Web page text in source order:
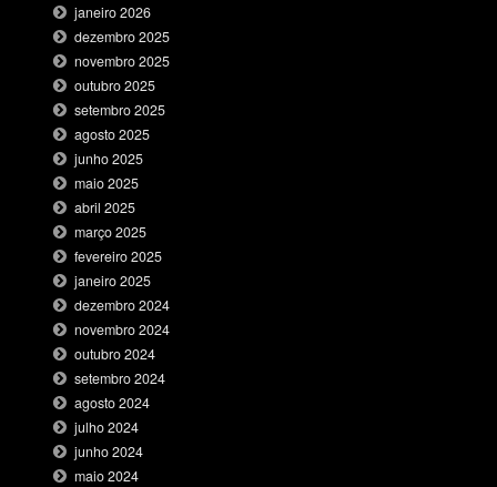
janeiro 2026
dezembro 2025
novembro 2025
outubro 2025
setembro 2025
agosto 2025
junho 2025
maio 2025
abril 2025
março 2025
fevereiro 2025
janeiro 2025
dezembro 2024
novembro 2024
outubro 2024
setembro 2024
agosto 2024
julho 2024
junho 2024
maio 2024